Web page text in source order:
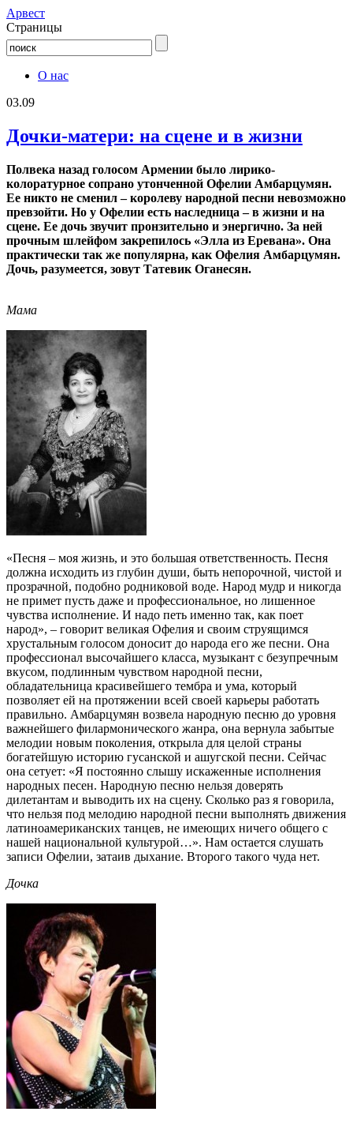
Aрвест
Страницы
О нас
03.09
Дочки-матери: на сцене и в жизни
Полвека назад голосом Армении было лирико-
колоратурное сопрано утонченной Офелии Амбарцумян.
Ее никто не сменил – королеву народной песни невозможно
превзойти. Но у Офелии есть наследница – в жизни и на
сцене. Ее дочь звучит пронзительно и энергично. За ней
прочным шлейфом закрепилось «Элла из Еревана». Она
практически так же популярна, как Офелия Амбарцумян.
Дочь, разумеется, зовут Татевик Оганесян.
Мама
«Песня – моя жизнь, и это большая ответственность. Песня
должна исходить из глубин души, быть непорочной, чистой и
прозрачной, подобно родниковой воде. Народ мудр и никогда
не примет пусть даже и профессиональное, но лишенное
чувства исполнение. И надо петь именно так, как поет
народ», – говорит великая Офелия и своим струящимся
хрустальным голосом доносит до народа его же песни. Она
профессионал высочайшего класса, музыкант с безупречным
вкусом, подлинным чувством народной песни,
обладательница красивейшего тембра и ума, который
позволяет ей на протяжении всей своей карьеры работать
правильно. Амбарцумян возвела народную песню до уровня
важнейшего филармонического жанра, она вернула забытые
мелодии новым поколения, открыла для целой страны
богатейшую историю гусанской и ашугской песни. Сейчас
она сетует: «Я постоянно слышу искаженные исполнения
народных песен. Народную песню нельзя доверять
дилетантам и выводить их на сцену. Сколько раз я говорила,
что нельзя под мелодию народной песни выполнять движения
латиноамериканских танцев, не имеющих ничего общего с
нашей национальной культурой…». Нам остается слушать
записи Офелии, затаив дыхание. Второго такого чуда нет.
Дочка